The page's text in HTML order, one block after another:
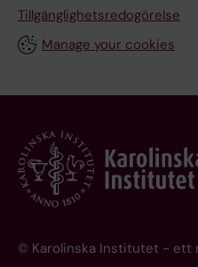
Tillgänglighetsredogörelse
Manage your cookies
© Karolinska Institutet - ett